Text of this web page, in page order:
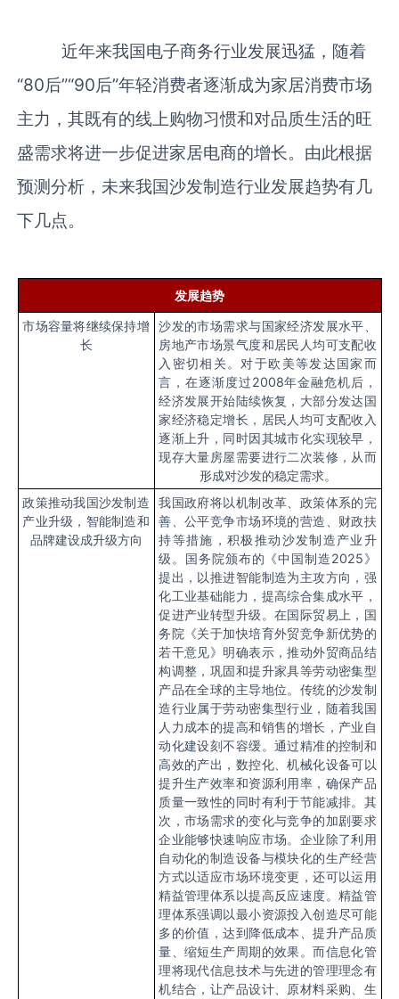
近年来我国电子商务行业发展迅猛，随着
“80后”“90后”年轻消费者逐渐成为家居消费市场
主力，其既有的线上购物习惯和对品质生活的旺
盛需求将进一步促进家居电商的增长。由此根据
预测分析，未来我国沙发制造行业发展趋势有几
下几点。
发展趋势
市场容量将继续保持增
长
沙发的市场需求与国家经济发展水平、
房地产市场景气度和居民人均可支配收
入密切相关。对于欧美等发达国家而
言，在逐渐度过2008年金融危机后，
经济发展开始陆续恢复，大部分发达国
家经济稳定增长，居民人均可支配收入
逐渐上升，同时因其城市化实现较早，
现存大量房屋需要进行二次装修，从而
形成对沙发的稳定需求。
政策推动我国沙发制造
产业升级，智能制造和
品牌建设成升级方向
我国政府将以机制改革、政策体系的完
善、公平竞争市场环境的营造、财政扶
持等措施，积极推动沙发制造产业升
级。国务院颁布的《中国制造2025》
提出，以推进智能制造为主攻方向，强
化工业基础能力，提高综合集成水平，
促进产业转型升级。在国际贸易上，国
务院《关于加快培育外贸竞争新优势的
若干意见》明确表示，推动外贸商品结
构调整，巩固和提升家具等劳动密集型
产品在全球的主导地位。传统的沙发制
造行业属于劳动密集型行业，随着我国
人力成本的提高和销售的增长，产业自
动化建设刻不容缓。通过精准的控制和
高效的产出，数控化、机械化设备可以
提升生产效率和资源利用率，确保产品
质量一致性的同时有利于节能减排。其
次，市场需求的变化与竞争的加剧要求
企业能够快速响应市场。企业除了利用
自动化的制造设备与模块化的生产经营
方式以适应市场环境变更，还可以运用
精益管理体系以提高反应速度。精益管
理体系强调以最小资源投入创造尽可能
多的价值，达到降低成本、提升产品质
量、缩短生产周期的效果。而信息化管
理将现代信息技术与先进的管理理念有
机结合，让产品设计、原材料采购、生